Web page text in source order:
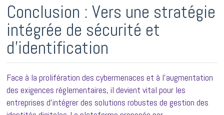
Conclusion : Vers une stratégie
intégrée de sécurité et
d’identification
Face à la prolifération des cybermenaces et à l’augmentation
des exigences réglementaires, il devient vital pour les
entreprises d’intégrer des solutions robustes de gestion des